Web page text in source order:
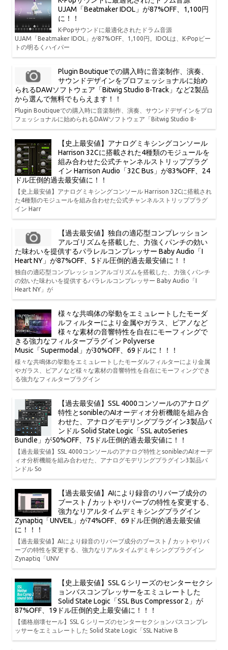
UJAM「Beatmaker IDOL」が87%OFF、1,100円
に！！
K-Popサウンドに最適化されたドラム音源
UJAM「Beatmaker IDOL」が87%OFF、1,100円。IDOLは、K-Popビー
トの明るくハイパー
Plugin Boutiqueでの購入時に音楽制作、演奏、
サウンドデザインをプロフェッショナルに始め
られるDAWソフトウェア「Bitwig Studio 8-Track」など2製品
から選んで無料でもらえます！！
Plugin Boutiqueでの購入時に音楽制作、演奏、サウンドデザインをプロ
フェッショナルに始められるDAWソフトウェア「Bitwig Studio 8-
【史上最安値】アナログミキシングコンソール
Harrison 32Cに搭載された4種類のモジュールを
組み合わせた公式チャンネルストリッププラグ
イン Harrison Audio「32C Bus」が83%OFF、24
ドル圧倒的過去最安値に！！
【史上最安値】アナログミキシングコンソール Harrison 32Cに搭載され
た4種類のモジュールを組み合わせた公式チャンネルストリッププラグ
イン Harr
【過去最安値】独自の適応型コンプレッション
アルゴリズムを搭載した、力強くパンチの効い
た味わいを提供するパラレルコンプレッサー Baby Audio「I
Heart NY」が87%OFF、5ドル圧倒的過去最安値に！！
独自の適応型コンプレッションアルゴリズムを搭載した、力強くパンチ
の効いた味わいを提供するパラレルコンプレッサー Baby Audio「I
Heart NY」が
様々な共鳴体の挙動をエミュレートしたモーダ
ルフィルターにより金属やガラス、ピアノなど
様々な素材の音響特性を自在にモーフィングで
きる強力なフィルタープラグイン Polyverse
Music「Supermodal」が30%OFF、69ドルに！！！
様々な共鳴体の挙動をエミュレートしたモーダルフィルターにより金属
やガラス、ピアノなど様々な素材の音響特性を自在にモーフィングでき
る強力なフィルタープラグイン
【過去最安値】SSL 4000コンソールのアナログ
特性とsonibleのAIオーディオ分析機能を組み合
わせた、アナログモデリングプラグイン3製品バ
ンドル Solid State Logic「SSL autoSeries
Bundle」が50%OFF、75ドル圧倒的過去最安値に！！
【過去最安値】SSL 4000コンソールのアナログ特性とsonibleのAIオーデ
ィオ分析機能を組み合わせた、アナログモデリングプラグイン3製品バ
ンドル So
【過去最安値】AIにより録音のリバーブ成分の
ブースト / カットやリバーブの特性を変更する、
強力なリアルタイムデミキシングプラグイン
Zynaptiq「UNVEIL」が74%OFF、69ドル圧倒的過去最安値
に！！！
【過去最安値】AIにより録音のリバーブ成分のブースト / カットやリバ
ーブの特性を変更する、強力なリアルタイムデミキシングプラグイン
Zynaptiq「UNV
【史上最安値】SSL G シリーズのセンターセクシ
ョンバスコンプレッサーをエミュレートした
Solid State Logic「SSL Bus Compressor 2」が
87%OFF、19ドル圧倒的史上最安値に！！！
【価格崩壊セール】SSL G シリーズのセンターセクションバスコンプレ
ッサーをエミュレートした Solid State Logic「SSL Native B